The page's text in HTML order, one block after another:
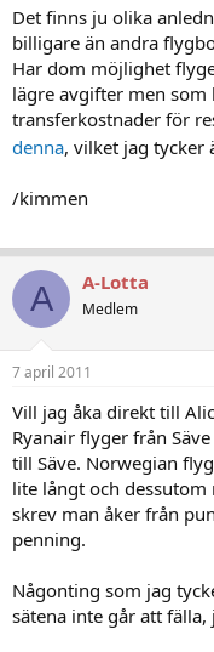
Det finns ju olika
billigare än andra
Har dom möjlighet
lägre avgifter men
transferkostnader för
denna, vilket jag tycker
/kimmen
A A-Lotta
Medlem
7 april 2011
Vill jag åka direkt till
Ryanair flyger från
till Säve. Norwegian
lite långt och dessutom
skrev man åker från
penning.
Någonting som jag
sätena inte går att fälla,